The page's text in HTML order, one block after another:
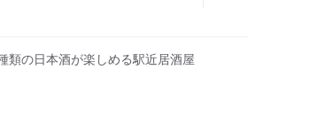
類の日本酒が楽しめる駅近居酒屋